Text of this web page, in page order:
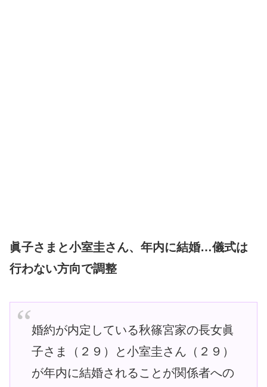
眞子さまと小室圭さん、年内に結婚…儀式は
行わない方向で調整
婚約が内定している秋篠宮家の長女眞
子さま（２９）と小室圭さん（２９）
が年内に結婚されることが関係者への